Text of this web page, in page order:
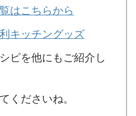
はこちらから
キッチングッズ
ピを他にもご紹介し
くださいね。